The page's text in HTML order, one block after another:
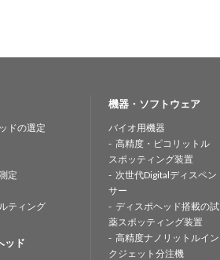
ドの選定
定
ティング
ッド
機器・ソフトウェア
バイオ用機器
高精度・ピコリットル
スポッティング装置
次世代Digitalディスペン
サー
ディスポヘッド搭載の試
薬スポッティング装置
高精度ナノリットルイン
クジェット分注機